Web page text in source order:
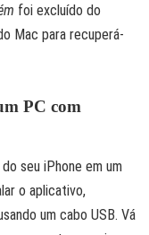
foi excluído do
Mac para recuperá-
PC com
seu iPhone em um
o aplicativo,
um cabo USB. Vá